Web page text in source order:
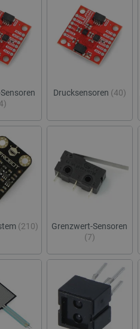
Drucksensoren (40)
(210)
Grenzwert-Sensoren
(7)